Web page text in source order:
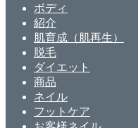
ボディ
紹介
肌育成（肌再生）
脱毛
ダイエット
商品
ネイル
フットケア